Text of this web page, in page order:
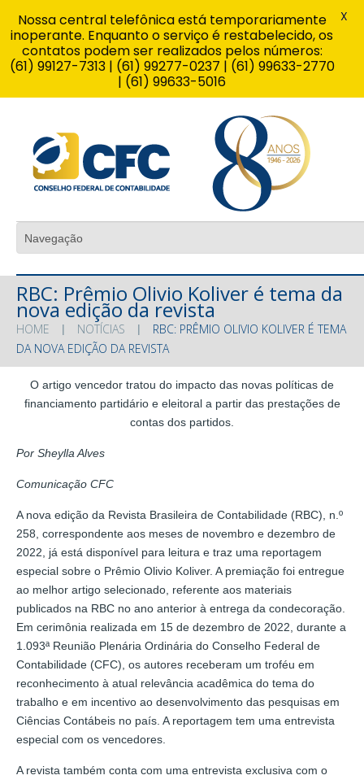
RBC: Prêmio Olivio Koliver é tema da
nova edição da revista
HOME NOTÍCIAS
RBC: PRÊMIO OLIVIO KOLIVER É TEMA
DA NOVA EDIÇÃO DA REVISTA
O artigo vencedor tratou do impacto das novas políticas de
financiamento partidário e eleitoral a partir das prestações de
contas dos partidos.
Por Sheylla Alves
Comunicação CFC
A nova edição da Revista Brasileira de Contabilidade (RBC), n.º
258, correspondente aos meses de novembro e dezembro de
2022, já está disponível para leitura e traz uma reportagem
especial sobre o Prêmio Olivio Koliver. A premiação foi entregue
ao melhor artigo selecionado, referente aos materiais
publicados na RBC no ano anterior à entrega da condecoração.
Em cerimônia realizada em 15 de dezembro de 2022, durante a
1.093ª Reunião Plenária Ordinária do Conselho Federal de
Contabilidade (CFC), os autores receberam um troféu em
reconhecimento à atual relevância acadêmica do tema do
trabalho e em incentivo ao desenvolvimento das pesquisas em
Ciências Contábeis no país. A reportagem tem uma entrevista
especial com os vencedores.
A revista também conta com uma entrevista exclusiva com o
Nossa central telefônica está temporariamente
inoperante. Enquanto o serviço é restabelecido, os
contatos podem ser realizados pelos números:
(61) 99127-7313 | (61) 99277-0237 | (61) 99633-2770
| (61) 99633-5016
X